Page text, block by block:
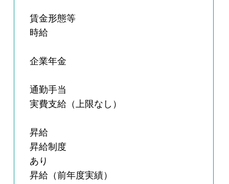
賃金形態等
時給
企業年金
通勤手当
実費支給（上限なし）
昇給
昇給制度
あり
昇給（前年度実績）